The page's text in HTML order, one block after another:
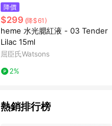
降價
$299 (降$61)
heme 水光腮紅液 - 03 Tender
Lilac 15ml
屈臣氏Watsons
2%
熱銷排行榜